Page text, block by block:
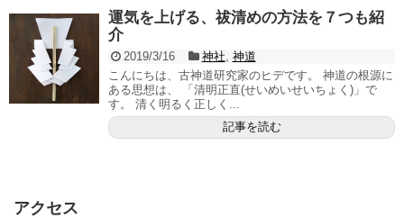
運気を上げる、祓清めの方法を７つも紹
介
2019/3/16 神社 神道
こんにちは、古神道研究家のヒデです。 神道の根源に
ある思想は、 「清明正直(せいめいせいちょく)」で
す。 清く明るく正しく...
記事を読む
アクセス